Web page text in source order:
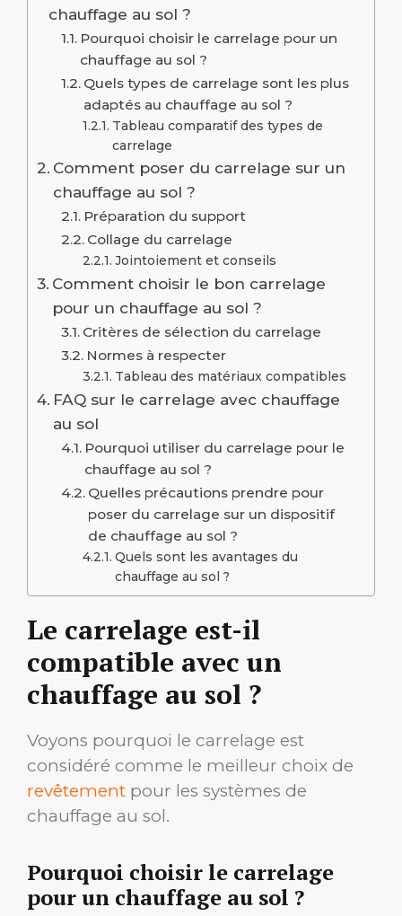
chauffage au sol ?
Pourquoi choisir le carrelage pour un
chauffage au sol ?
Quels types de carrelage sont les plus
adaptés au chauffage au sol ?
Tableau comparatif des types de
carrelage
Comment poser du carrelage sur un
chauffage au sol ?
Préparation du support
Collage du carrelage
Jointoiement et conseils
Comment choisir le bon carrelage
pour un chauffage au sol ?
Critères de sélection du carrelage
Normes à respecter
Tableau des matériaux compatibles
FAQ sur le carrelage avec chauffage
au sol
Pourquoi utiliser du carrelage pour le
chauffage au sol ?
Quelles précautions prendre pour
poser du carrelage sur un dispositif
de chauffage au sol ?
Quels sont les avantages du
chauffage au sol ?
Le carrelage est-il
compatible avec un
chauffage au sol ?
Voyons pourquoi le carrelage est
considéré comme le meilleur choix de
revêtement pour les systèmes de
chauffage au sol.
Pourquoi choisir le carrelage
pour un chauffage au sol ?